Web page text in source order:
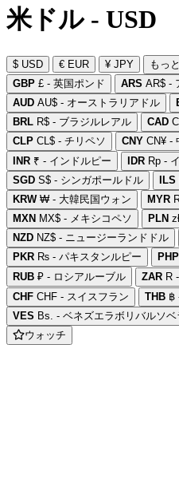
米ドル - USD
$ USD € EUR ¥ JPY
もっと
GBP £ - 英国ポンド ARS AR$ -
AUD AU$ - オーストラリアドル
BRL R$ - ブラジルレアル CAD
CLP CL$ - チリペソ CNY CN¥ -
INR ₹ - インドルピー IDR Rp -
SGD S$ - シンガポールドル ILS
KRW₩ - 大韓民国ウォン MYR
MXN MX$ - メキシコペソ PLN
NZD NZ$ - ニュージーランドドル
PKR ₨ - パキスタンルピー PHP
RUB ₽ - ロシアルーブル ZAR R
CHF CHF - スイスフラン THB ฿
VES Bs. - ベネズエラボリバルソベ
ウォッチ